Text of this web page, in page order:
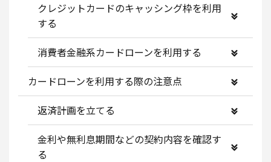
クレジットカードのキャッシング枠を利用
する
消費者金融系カードローンを利用する
カードローンを利用する際の注意点
返済計画を立てる
金利や無利息期間などの契約内容を確認す
る